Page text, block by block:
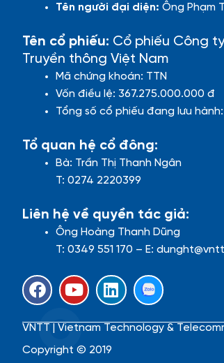
Tên người đại diện: Ông Phạm
Tên cổ phiếu: Cổ phiếu Công
Truyền thông Việt Nam
Mã chứng khoán: TTN
Vốn điều lệ: 367.275.000.000 đ
Tổng số cổ phiếu đang lưu
Tổ quan hệ cổ đông:
Bà: Trần Thị Thanh Ngân
T: 0274 2220399
Liên hệ về quyền tác giả:
Ông Hoàng Thanh Dũng
T: 0349 551 170 – E:
F
a
e
b
Y
o
t
u
L
i
k
e
VNTT | Vietnam Technology &
Copyright © 2019